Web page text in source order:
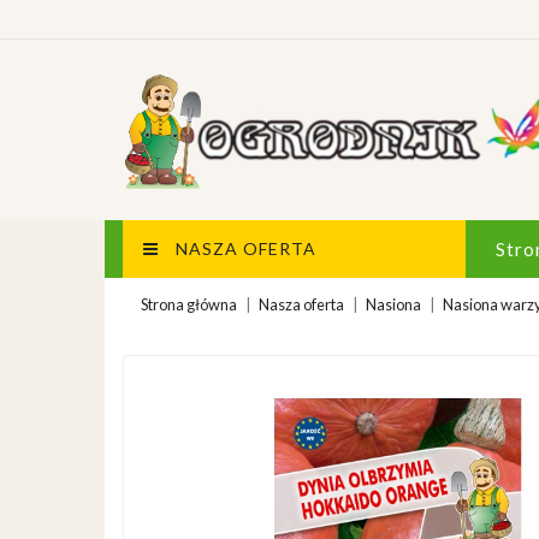
NASZA OFERTA
Strona główna Nasza oferta Nasiona Nasiona